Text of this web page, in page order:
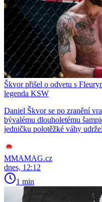
Škvor přišel o odvetu s
legenda KSW
Daniel Škvor se po zranění
bývalému dlouholetému
jedničku polotěžké váhy
MMAMAG.cz
dnes, 12:12
1 min